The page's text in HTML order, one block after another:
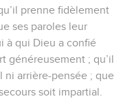
prenne fidèlement
ses paroles leur
à qui Dieu a confié
généreusement ; qu’il
ni arrière-pensée ; que
soit impartial.